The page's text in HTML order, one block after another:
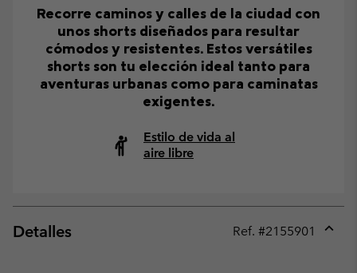
Recorre caminos y calles de la ciudad con
unos shorts diseñados para resultar
cómodos y resistentes. Estos versátiles
shorts son tu elección ideal tanto para
aventuras urbanas como para caminatas
exigentes.
Estilo de vida al
aire libre
Detalles Ref. #2155901